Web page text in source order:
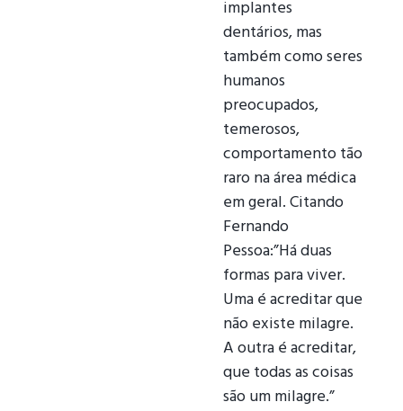
implantes
dentários, mas
também como seres
humanos
preocupados,
temerosos,
comportamento tão
raro na área médica
em geral. Citando
Fernando
Pessoa:”Há duas
formas para viver.
Uma é acreditar que
não existe milagre.
A outra é acreditar,
que todas as coisas
são um milagre.”